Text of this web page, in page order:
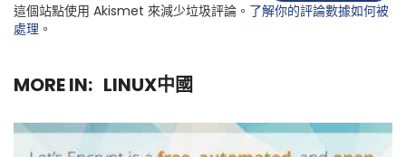
這個站點使用 Akismet 來減少垃圾評論。 了解你的評論數據如何被
處理 。
MORE IN: LINUX中國